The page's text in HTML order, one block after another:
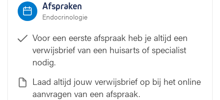
Afspraken
Endocrinologie
Voor een eerste afspraak heb je altijd een
verwijsbrief van een huisarts of specialist
nodig.
Laad altijd jouw verwijsbrief op bij het online
aanvragen van een afspraak.